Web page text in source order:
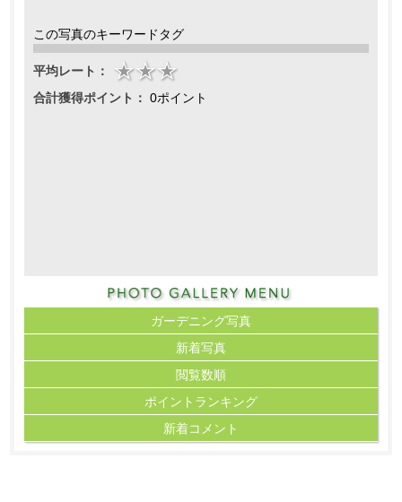
この写真のキーワードタグ
平均レート：
合計獲得ポイント： 0ポイント
ガーデニング写真
新着写真
閲覧数順
ポイント ランキング
新着コメント